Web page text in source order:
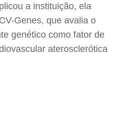
a instituição, ela
Genes, que avalia o
genético como fator de
aterosclerótica